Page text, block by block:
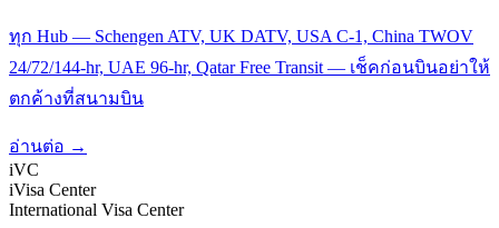
ทุก Hub — Schengen ATV, UK DATV, USA C-1, China TWOV
24/72/144-hr, UAE 96-hr, Qatar Free Transit — เช็คก่อนบินอย่าให้
ตกค้างที่สนามบิน
อ่านต่อ →
iVC
iVisa Center
International Visa Center